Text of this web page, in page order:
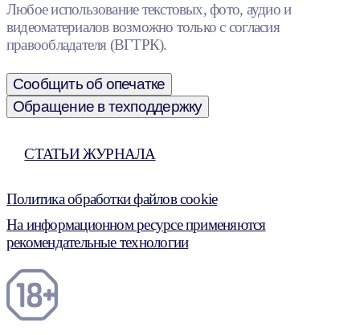
Любое использование текстовых, фото, аудио и
видеоматериалов возможно только с согласия
правообладателя (ВГТРК).
Сообщить об опечатке
Обращение в техподдержку
СТАТЬИ ЖУРНАЛА
Политика обработки файлов cookie
На информационном ресурсе применяются
рекомендательные технологии